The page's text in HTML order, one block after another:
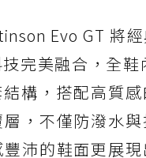
Evo GT 將
完美融合，全鞋
結構，搭配高質
，不僅防潑水
沛的鞋面更展